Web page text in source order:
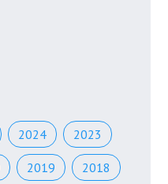
2024 2023
2019 2018